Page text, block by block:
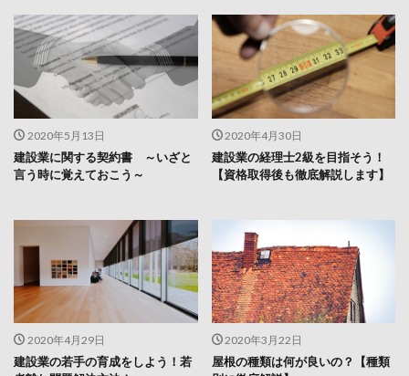
2020年5月13日
建設業に関する契約書 ～いざと
言う時に覚えておこう～
2020年4月30日
建設業の経理士2級を目指そう！
【資格取得後も徹底解説します】
2020年4月29日
建設業の若手の育成をしよう！若
2020年3月22日
屋根の種類は何が良いの？【種類